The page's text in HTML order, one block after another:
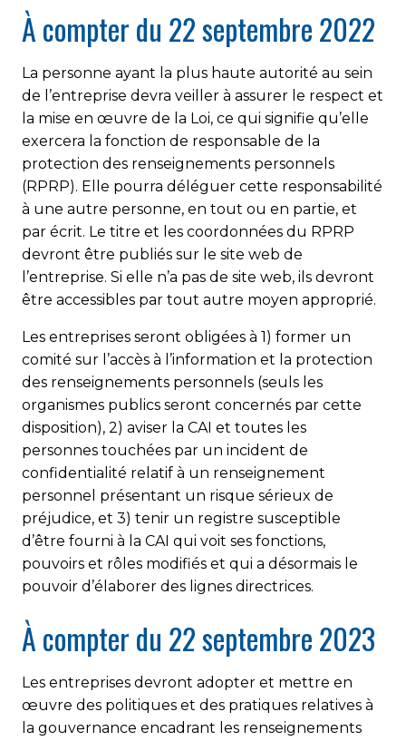
À compter du 22 septembre 2022
La personne ayant la plus haute autorité au sein
de l’entreprise devra veiller à assurer le respect et
la mise en œuvre de la Loi, ce qui signifie qu’elle
exercera la fonction de responsable de la
protection des renseignements personnels
(RPRP). Elle pourra déléguer cette responsabilité
à une autre personne, en tout ou en partie, et
par écrit. Le titre et les coordonnées du RPRP
devront être publiés sur le site web de
l’entreprise. Si elle n’a pas de site web, ils devront
être accessibles par tout autre moyen approprié.
Les entreprises seront obligées à 1) former un
comité sur l’accès à l’information et la protection
des renseignements personnels (seuls les
organismes publics seront concernés par cette
disposition), 2) aviser la CAI et toutes les
personnes touchées par un incident de
confidentialité relatif à un renseignement
personnel présentant un risque sérieux de
préjudice, et 3) tenir un registre susceptible
d’être fourni à la CAI qui voit ses fonctions,
pouvoirs et rôles modifiés et qui a désormais le
pouvoir d’élaborer des lignes directrices.
À compter du 22 septembre 2023
Les entreprises devront adopter et mettre en
œuvre des politiques et des pratiques relatives à
la gouvernance encadrant les renseignements